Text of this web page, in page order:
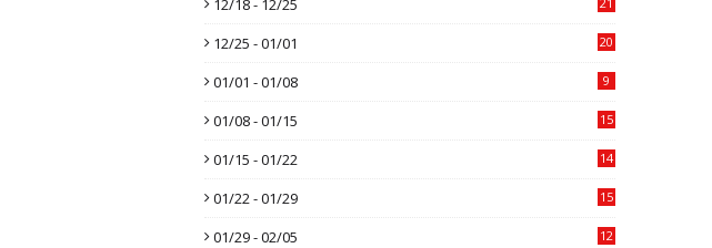
12/18 - 12/25
12/25 - 01/01 20
01/01 - 01/08 9
01/08 - 01/15 15
01/15 - 01/22 14
01/22 - 01/29 15
01/29 - 02/05 12